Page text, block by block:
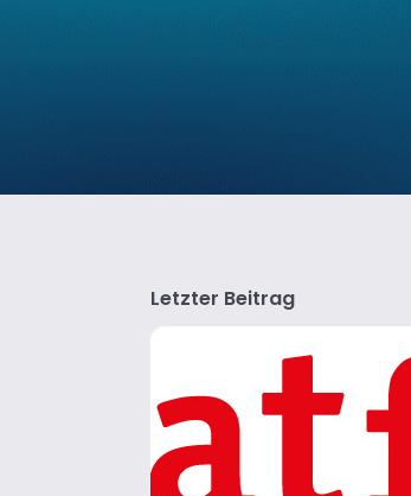
Letzter Beitrag